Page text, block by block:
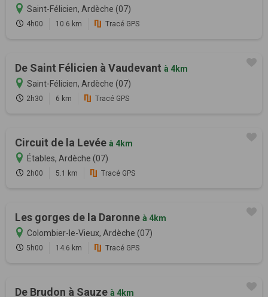
Saint-Félicien, Ardèche (07)
4h00 10.6 km Tracé GPS
De Saint Félicien à Vaudevant à 4km
Saint-Félicien, Ardèche (07)
2h30 6 km Tracé GPS
Circuit de la Levée à 4km
Étables, Ardèche (07)
2h00 5.1 km Tracé GPS
Les gorges de la Daronne à 4km
Colombier-le-Vieux, Ardèche (07)
5h00 14.6 km Tracé GPS
De Brudon à Sauze à 4km